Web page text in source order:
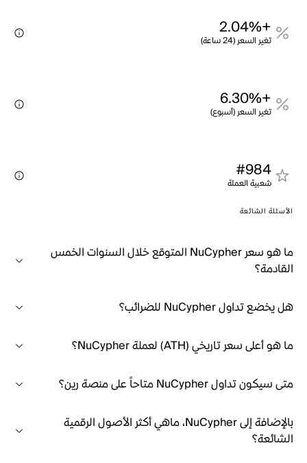
+2.04%
تغير السعر (24 ساعة)
+6.30%
تغير السعر (أسبوع)
#984
شعبية العملة
الأسئلة الشائعة
ما هو سعر NuCypher المتوقع خلال السنوات الخمس
القادمة؟
هل يخضع تداول NuCypher للضرائب؟
ما هو أعلى سعر تاريخي (ATH) لعملة NuCypher؟
متى سيكون تداول NuCypher متاحاً على منصة رين؟
بالإضافة إلى NuCypher، ماهي أكثر الأصول الرقمية
الشائعة؟